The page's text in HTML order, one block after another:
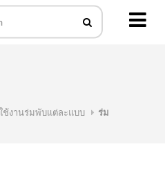
ช้งานร่มพับแต่ละแบบ
ร่ม